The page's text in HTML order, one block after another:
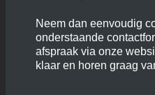
Neem dan eenvoudig
onderstaande
afspraak via onze
klaar en horen graag